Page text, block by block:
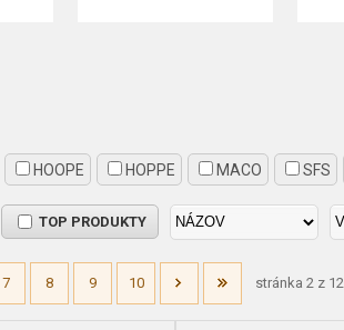
HOOPE HOPPE MACO SFS
TOP PRODUKTY
7 8 9 10 stránka 2 z 12